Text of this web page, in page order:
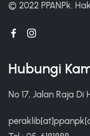
© 2022 PPANPk.
Hubungi
No 17, Jalan Raja